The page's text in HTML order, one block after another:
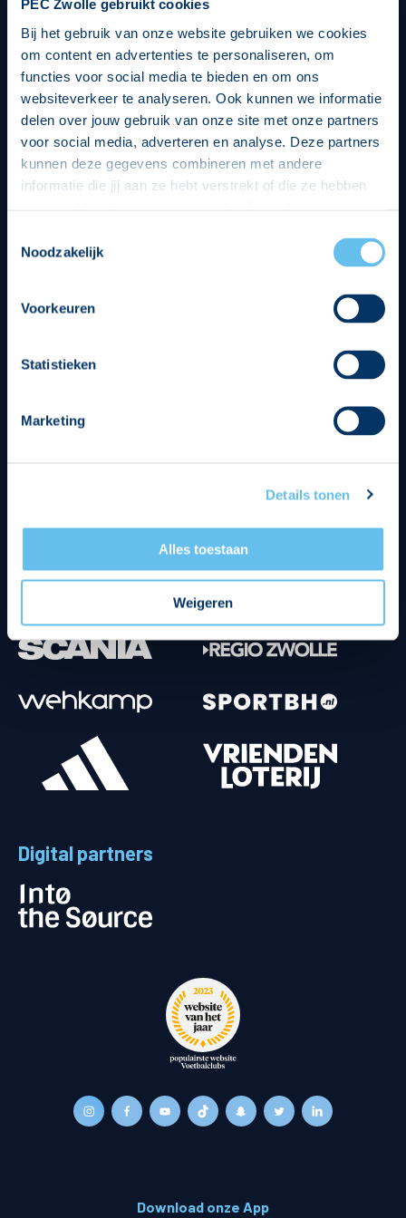
PEC Zwolle gebruikt cookies
Bij het gebruik van onze website gebruiken we cookies
om content en advertenties te personaliseren, om
functies voor social media te bieden en om ons
websiteverkeer te analyseren. Ook kunnen we informatie
delen over jouw gebruik van onze site met onze partners
voor social media, adverteren en analyse. Deze partners
kunnen deze gegevens combineren met andere
informatie die jij aan ze hebt verstrekt of die ze hebben
op een veilige en integere wijze. Je kunt je toestemming
beheren op de privacy- en cookieverklaring pagina.
Noodzakelijk
Voorkeuren
Statistieken
Marketing
Details tonen
Alles toestaan
Weigeren
Digital partners
Download onze App